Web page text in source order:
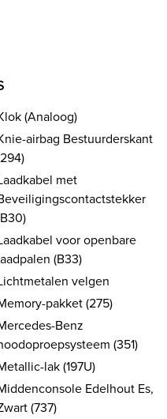
(Analoog)
airbag Bestuurderskant
met
voor openbare
(B33)
velgen
pakket (275)
Benz
(351)
lak (197U)
Edelhout Es,
(737)